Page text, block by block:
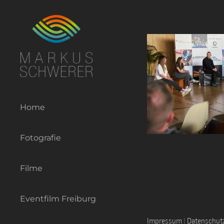
Home
Fotografie
Filme
Eventfilm Freiburg
Impressum |